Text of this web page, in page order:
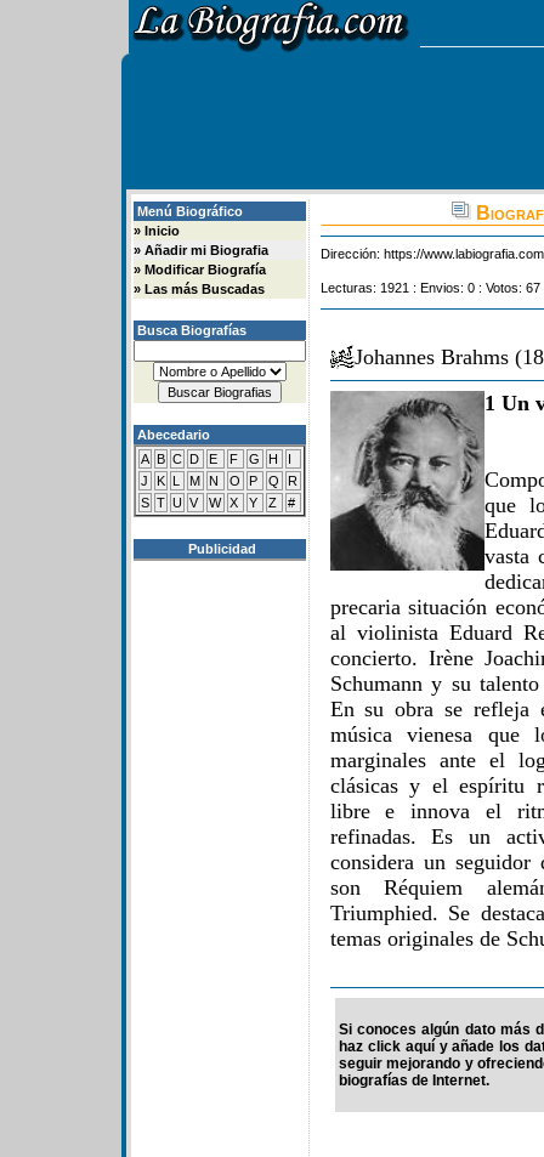
Menú Biográfico
» Inicio
» Añadir mi Biografia
» Modificar Biografía
» Las más Buscadas
Busca Biografías
Abecedario
A B C D E F G H
I
J
K L M N O P Q
R
S T U V W X Y Z #
Publicidad
Dirección: https://
Lecturas: 1921 : Envios: 0 : Votos:
Johannes Brahms
1 Un
que
vasta
precaria situación
al violinista Eduard
concierto. Irène
Schumann y su
En su obra se refleja
música vienesa que
marginales ante el
clásicas y el espíritu
libre e innova el
refinadas. Es un
considera un seguidor
son Réquiem
Triumphied. Se
temas originales de
Si conoces algún dato más
haz click aquí y añade los
seguir mejorando y
biografías de Internet.